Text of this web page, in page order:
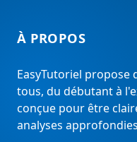
À PROPOS
EasyTutoriel propose
tous, du débutant à
conçue pour être
analyses